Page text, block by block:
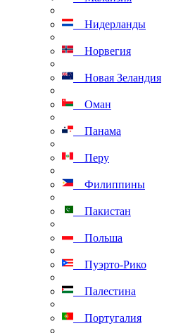
Нидерланды
Норвегия
Новая Зеландия
Оман
Панама
Перу
Филиппины
Пакистан
Польша
Пуэрто-Рико
Палестина
Португалия